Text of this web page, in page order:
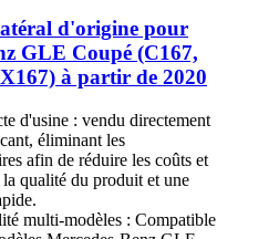
d'origine pour
GLE Coupé (C167,
à partir de 2020
d'usine : vendu directement
éliminant les
afin de réduire les coûts et
qualité du produit et une
multi-modèles : Compatible